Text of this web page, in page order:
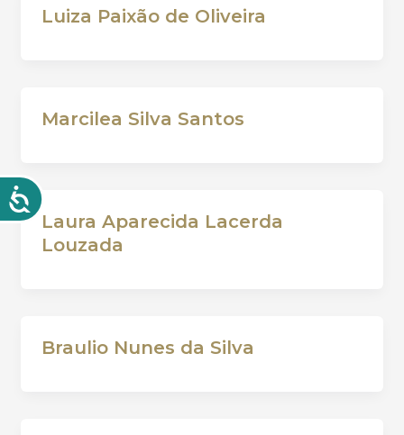
Luiza Paixão de Oliveira
Marcilea Silva Santos
Laura Aparecida Lacerda
Louzada
Braulio Nunes da Silva